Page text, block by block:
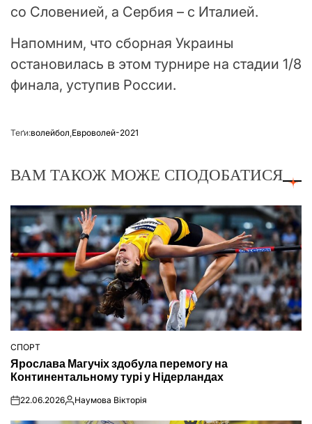
со Словенией, а Сербия – с Италией.
Напомним, что сборная Украины
остановилась в этом турнире на стадии 1/8
финала, уступив России.
Теґи:волейбол,Евроволей-2021
ВАМ ТАКОЖ МОЖЕ СПОДОБАТИСЯ
ОПУБЛІКУВАТИ
У
СПОРТ
Ярослава Магучіх здобула перемогу на
Континентальному турі у Нідерландах
on22.06.2026Опубліковано
Наумова Вікторія